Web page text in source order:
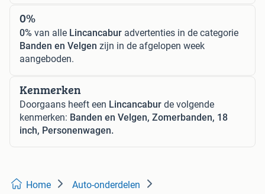
0%
0% van alle Lincancabur advertenties in de categorie
Banden en Velgen zijn in de afgelopen week
aangeboden.
Kenmerken
Doorgaans heeft een Lincancabur de volgende
kenmerken: Banden en Velgen, Zomerbanden, 18
inch, Personenwagen.
Home Auto-onderdelen